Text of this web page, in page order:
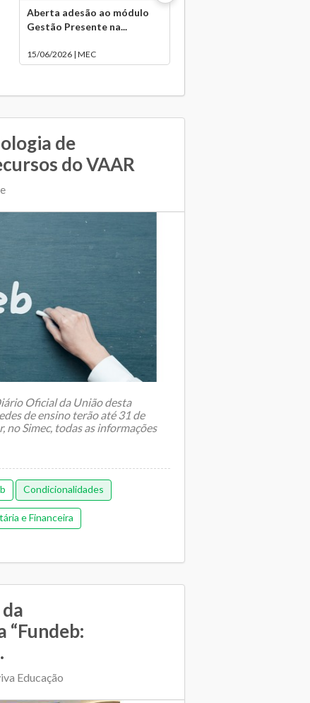
Aberta adesão ao módulo
Gestão Presente na...
15/06/2026 | MEC
de
do VAAR
Oficial da União desta
de ensino terão até 31 de
no Simec, todas as informações
Condicionalidades
e Financeira
Educação